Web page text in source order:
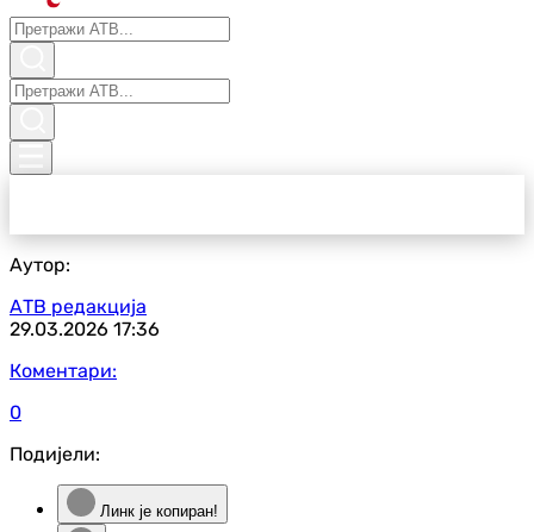
Аутор:
АТВ редакција
29.03.2026 17:36
Коментари:
0
Подијели:
Линк је копиран!